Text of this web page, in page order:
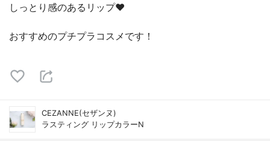
しっとり感のあるリップ♥️
おすすめのプチプラコスメです！
CEZANNE(セザンヌ)
ラスティング リップカラーN